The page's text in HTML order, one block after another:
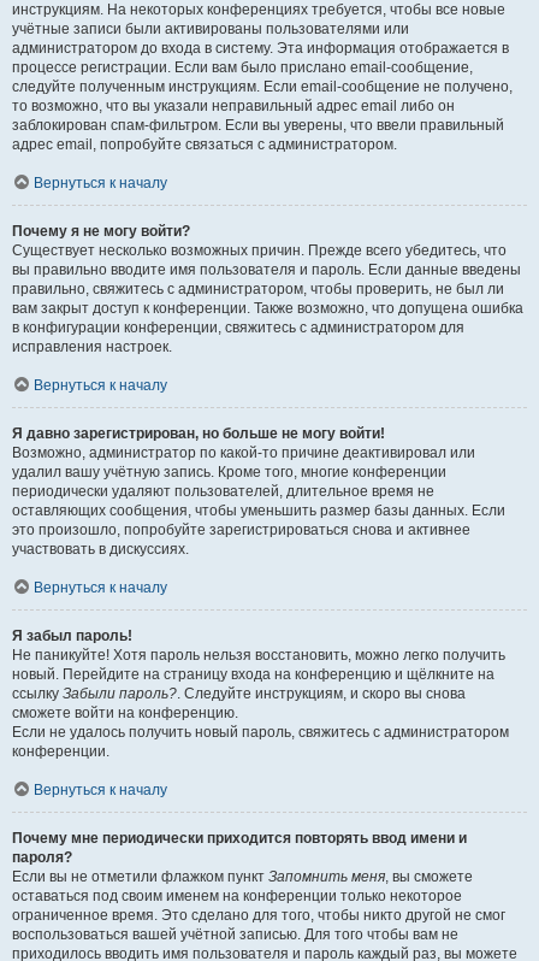
инструкциям. На некоторых конференциях требуется, чтобы все новые
учётные записи были активированы пользователями или
администратором до входа в систему. Эта информация отображается в
процессе регистрации. Если вам было прислано email-сообщение,
следуйте полученным инструкциям. Если email-сообщение не получено,
то возможно, что вы указали неправильный адрес email либо он
заблокирован спам-фильтром. Если вы уверены, что ввели правильный
адрес email, попробуйте связаться с администратором.
Вернуться к началу
Почему я не могу войти?
Существует несколько возможных причин. Прежде всего убедитесь, что
вы правильно вводите имя пользователя и пароль. Если данные введены
правильно, свяжитесь с администратором, чтобы проверить, не был ли
вам закрыт доступ к конференции. Также возможно, что допущена ошибка
в конфигурации конференции, свяжитесь с администратором для
исправления настроек.
Вернуться к началу
Я давно зарегистрирован, но больше не могу войти!
Возможно, администратор по какой-то причине деактивировал или
удалил вашу учётную запись. Кроме того, многие конференции
периодически удаляют пользователей, длительное время не
оставляющих сообщения, чтобы уменьшить размер базы данных. Если
это произошло, попробуйте зарегистрироваться снова и активнее
участвовать в дискуссиях.
Вернуться к началу
Я забыл пароль!
Не паникуйте! Хотя пароль нельзя восстановить, можно легко получить
новый. Перейдите на страницу входа на конференцию и щёлкните на
ссылку Забыли пароль?. Следуйте инструкциям, и скоро вы снова
сможете войти на конференцию.
Если не удалось получить новый пароль, свяжитесь с администратором
конференции.
Вернуться к началу
Почему мне периодически приходится повторять ввод имени и
пароля?
Если вы не отметили флажком пункт Запомнить меня, вы сможете
оставаться под своим именем на конференции только некоторое
ограниченное время. Это сделано для того, чтобы никто другой не смог
воспользоваться вашей учётной записью. Для того чтобы вам не
приходилось вводить имя пользователя и пароль каждый раз, вы можете